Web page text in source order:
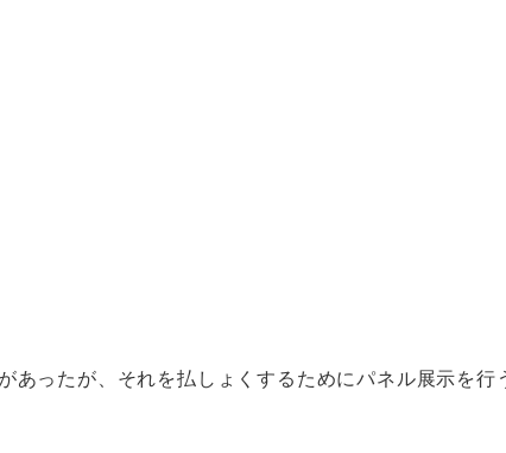
ったが、それを払しょくするためにパネル展示を行